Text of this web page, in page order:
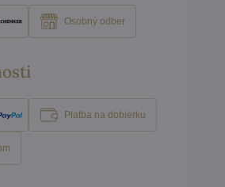
Osobný odber
Platba na dobierku